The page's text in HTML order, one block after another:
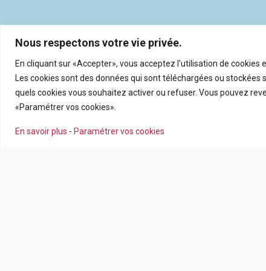
Nous respectons votre vie privée.
En cliquant sur «Accepter», vous acceptez l'utilisation de
Les cookies sont des données qui sont téléchargées ou
quels cookies vous souhaitez activer ou refuser. Vous pouvez
«Paramétrer vos cookies».
En savoir plus - Paramétrer vos cookies